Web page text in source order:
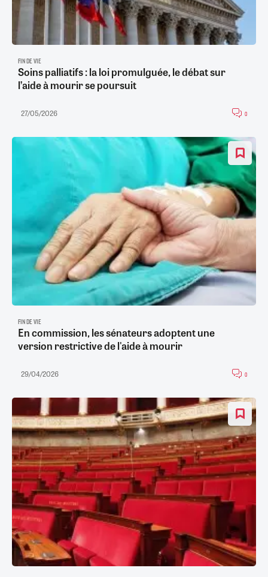
FIN DE VIE
Soins palliatifs : la loi promulguée, le débat sur
l’aide à mourir se poursuit
27/05/2026 0
FIN DE VIE
En commission, les sénateurs adoptent une
version restrictive de l'aide à mourir
29/04/2026 0